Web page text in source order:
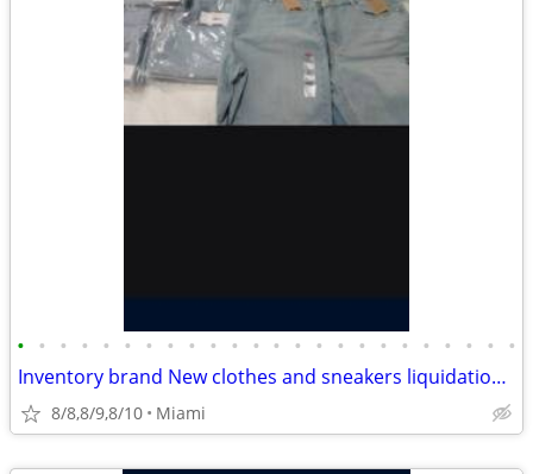
• • • • • • • • • • • • • • • • • • • • • • • •
Inventory brand New clothes and sneakers liquidation sale
8/8,8/9,8/10 Miami